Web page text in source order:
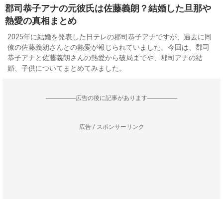
郡司恭子アナの元彼氏は佐藤義朗？結婚した旦那や
熱愛の真相まとめ
2025年に結婚を発表した日テレの郡司恭子アナですが、過去に同
僚の佐藤義朗さんとの熱愛が報じられていました。今回は、郡司
恭子アナと佐藤義朗さんの熱愛から破局までや、郡司アナの結
婚、子供についてまとめてみました。
--------------------広告の後に記事があります--------------------
広告 / スポンサーリンク